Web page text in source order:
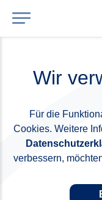
Wir
Für die
Cookies. Weitere
verbessern,